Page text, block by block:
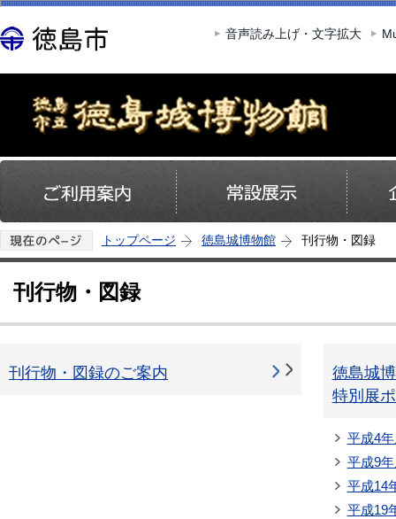
この
音声読み上げ・文字拡大
トップページ 徳島城博物館 刊行物・図録
刊行物・図録
刊行物・図録のご案内
徳島城
特別展
平成4
平成9
平成14
平成19